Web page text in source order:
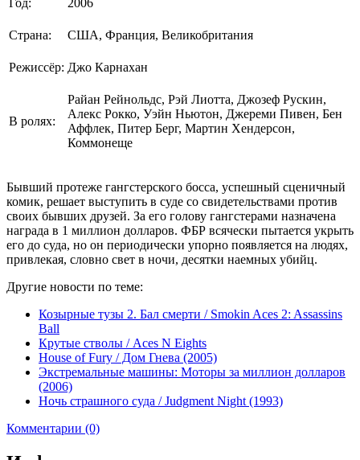
Страна: США, Франция, Великобритания
Режиссёр: Джо Карнахан
В ролях:
Райан Рейнольдс, Рэй Лиотта, Джозеф Рускин,
Алекс Рокко, Уэйн Ньютон, Джереми Пивен, Бен
Аффлек, Питер Берг, Мартин Хендерсон,
Коммонеще
Бывший протеже гангстерского босса, успешный сценичный
комик, решает выступить в суде со свидетельствами против
своих бывших друзей. За его голову гангстерами назначена
награда в 1 миллион долларов. ФБР всячески пытается укрыть
его до суда, но он периодически упорно появляется на людях,
привлекая, словно свет в ночи, десятки наемных убийц.
Другие новости по теме:
Козырные тузы 2. Бал смерти / Smokin Aces 2: Assassins
Ball
Крутые стволы / Aces N Eights
House of Fury / Дом Гнева (2005)
Экстремальные машины: Моторы за миллион долларов
(2006)
Ночь страшного суда / Judgment Night (1993)
Комментарии (0)